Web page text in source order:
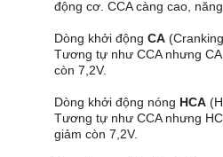
động cơ. CCA càng cao,
Dòng khởi động CA
Tương tự như CCA nhưng
còn 7,2V.
Dòng khởi động nóng HCA
Tương tự như CCA nhưng
giảm còn 7,2V.